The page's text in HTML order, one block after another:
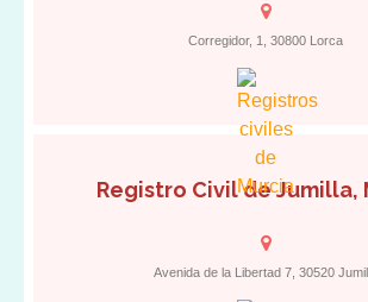
Corregidor, 1, 30800 Lorca
Registro Civil de Jumilla,
Avenida de la Libertad 7, 30520